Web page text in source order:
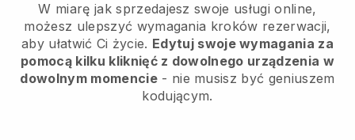
W miarę jak sprzedajesz swoje usługi online,
możesz ulepszyć wymagania kroków rezerwacji,
aby ułatwić Ci życie. Edytuj swoje wymagania za
pomocą kilku kliknięć z dowolnego urządzenia w
dowolnym momencie- nie musisz być geniuszem
kodującym.